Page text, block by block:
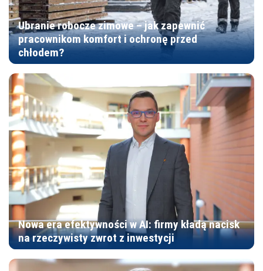
Ubranie robocze zimowe – jak zapewnić
pracownikom komfort i ochronę przed
chłodem?
Nowa era efektywności w AI: firmy kładą nacisk
na rzeczywisty zwrot z inwestycji